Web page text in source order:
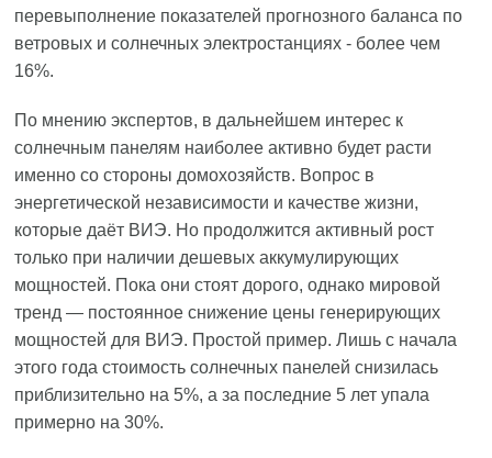
перевыполнение показателей прогнозного баланса по
ветровых и солнечных электростанциях - более чем
16%.
По мнению экспертов, в дальнейшем интерес к
солнечным панелям наиболее активно будет расти
именно со стороны домохозяйств. Вопрос в
энергетической независимости и качестве жизни,
которые даёт ВИЭ. Но продолжится активный рост
только при наличии дешевых аккумулирующих
мощностей. Пока они стоят дорого, однако мировой
тренд — постоянное снижение цены генерирующих
мощностей для ВИЭ. Простой пример. Лишь с начала
этого года стоимость солнечных панелей снизилась
приблизительно на 5%, а за последние 5 лет упала
примерно на 30%.